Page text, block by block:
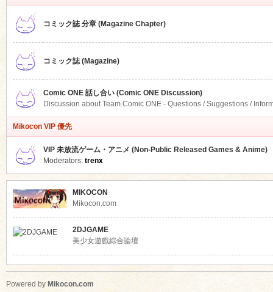
コミック誌 分章 (Magazine Chapter)
コミック誌 (Magazine)
Comic ONE 話し合い (Comic ONE Discussion)
Discussion about Team.Comic ONE - Questions / Suggestions /
Mikocon VIP 優先
VIP 未放流ゲーム・アニメ (Non-Public Released Games & Anime)
Moderators: trenx
MIKOCON
Mikocon.com
2DJGAME
美少女遊戲綜合論壇
Powered by Mikocon.com